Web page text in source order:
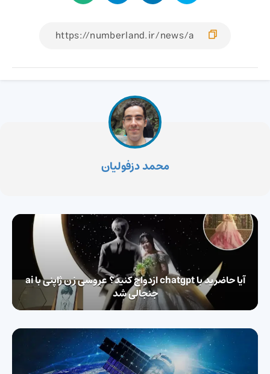
محمد دزفولیان
آیا حاضرید با chatgpt ازدواج کنید؟ عروسی زن ژاپنی با ai
جنجالی شد